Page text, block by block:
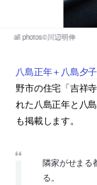
八島正年＋八島夕
野市の住宅「吉祥
れた八島正年と八
も掲載します。
隣家がせまる
る。